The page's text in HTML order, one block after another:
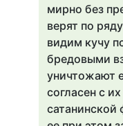
мирно без
верят по
видим кучу
бредовыми
уничтожают
согласен с
сатанинской